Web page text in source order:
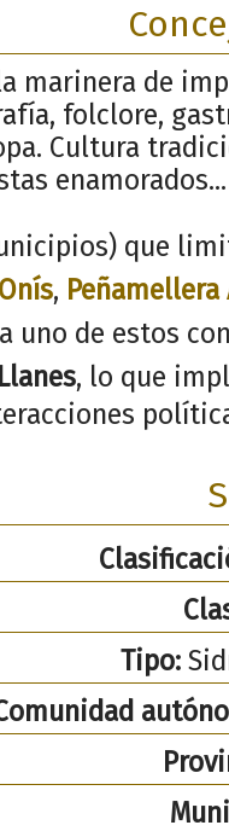
marinera de
folclore,
Cultura
que
Onís, Peñamellera
uno de estos
Llanes, lo que
Tipo: